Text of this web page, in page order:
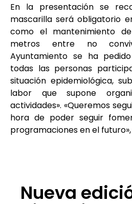
En la presentación se
mascarilla será obligatorio
como el mantenimiento
metros entre no
Ayuntamiento se ha
todas las personas
situación epidemiológica,
labor que supone
actividades». «Queremos
hora de poder seguir
programaciones en el
Nueva